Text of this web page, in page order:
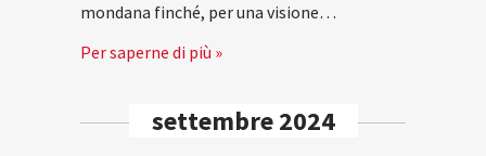
mondana finché, per una visione…
Per saperne di più »
settembre 2024